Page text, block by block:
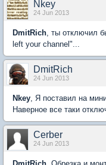
Nkey
24 Jun 2013
DmitRich , ты отключил
left your channel"...
DmitRich
24 Jun 2013
Nkey , Я поставил на
Наверное все таки
Cerber
24 Jun 2013